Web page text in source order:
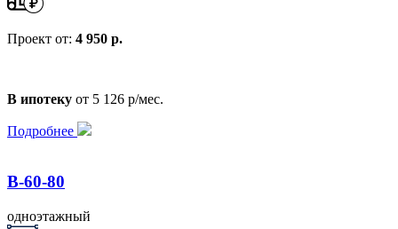
Проект от: 4 950 р.
В ипотеку от 5 126 р/мес.
Подробнее
B-60-80
одноэтажный